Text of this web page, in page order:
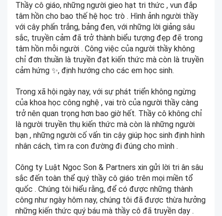
Thầy cô giáo, những người gieo hạt tri thức , vun đắp
tâm hồn cho bao thế hệ học trò ‍‍. Hình ảnh người thầy
với cây phấn trắng, bảng đen, với những lời giảng sâu
sắc, truyền cảm đã trở thành biểu tượng đẹp đẽ trong
tâm hồn mỗi người . Công việc của người thầy không
chỉ đơn thuần là truyền đạt kiến thức mà còn là truyền
cảm hứng ✨, định hướng cho các em học sinh.
Trong xã hội ngày nay, với sự phát triển không ngừng
của khoa học công nghệ , vai trò của người thầy càng
trở nên quan trọng hơn bao giờ hết. Thầy cô không chỉ
là người truyền thụ kiến thức mà còn là những người
bạn , những người cố vấn tin cậy giúp học sinh định hình
nhân cách, tìm ra con đường đi đúng cho mình ️.
Công ty Luật Ngoc Son & Partners xin gửi lời tri ân sâu
sắc đến toàn thể quý thầy cô giáo trên mọi miền tổ
quốc . Chúng tôi hiểu rằng, để có được những thành
công như ngày hôm nay, chúng tôi đã được thừa hưởng
những kiến thức quý báu mà thầy cô đã truyền dạy .